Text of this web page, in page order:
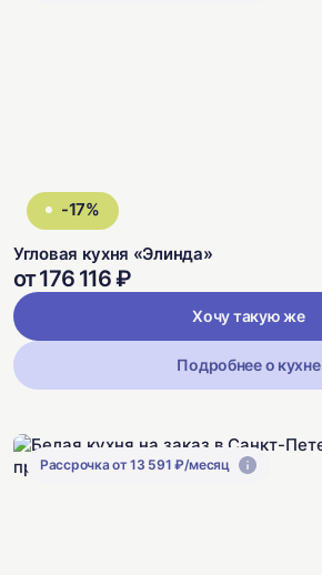
-17%
Угловая кухня «Элинда»
от 176 116 ₽
Хочу такую же
Подробнее о кухне
Рассрочка от 13 591 ₽/месяц